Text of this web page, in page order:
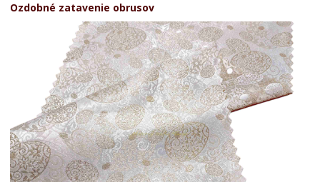
Ozdobné zatavenie obrusov